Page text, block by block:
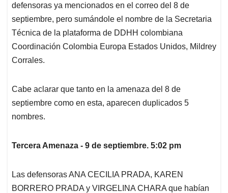
defensoras ya mencionados en el correo del 8 de
septiembre, pero sumándole el nombre de la Secretaria
Técnica de la plataforma de DDHH colombiana
Coordinación Colombia Europa Estados Unidos, Mildrey
Corrales.
Cabe aclarar que tanto en la amenaza del 8 de
septiembre como en esta, aparecen duplicados 5
nombres.
Tercera Amenaza - 9 de septiembre. 5:02 pm
Las defensoras ANA CECILIA PRADA, KAREN
BORRERO PRADA y VIRGELINA CHARA que habían